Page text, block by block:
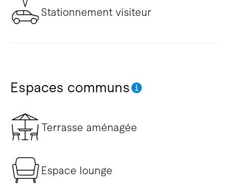
Stationnement visiteur
Espaces communs
Terrasse aménagée
Espace lounge